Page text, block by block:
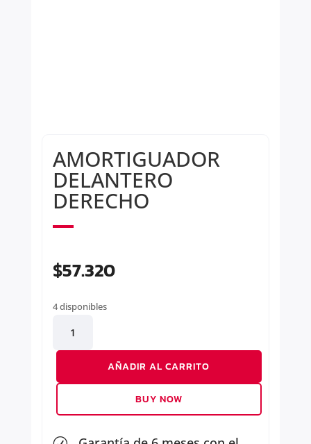
AMORTIGUADOR
DELANTERO
DERECHO
$57.320
4 disponibles
DELANTERO
DERECHO
AÑADIR AL CARRITO
BUY NOW